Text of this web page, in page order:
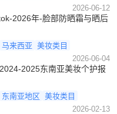
2026-06-12
2026年-脸部防晒霜与晒后
马来西亚 美妆类目
2026-06-04
2025东南亚美妆个护报
东南亚地区 美妆类目
2026-02-13